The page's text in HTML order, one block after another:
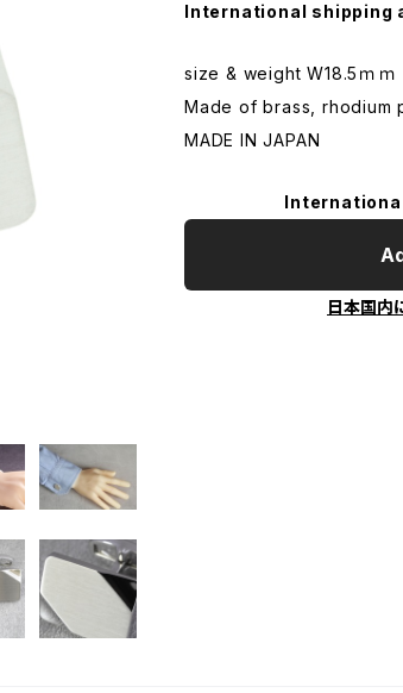
International shipping
size & weight W18.5ｍ
Made of brass, rhodium
MADE IN JAPAN
日本国内